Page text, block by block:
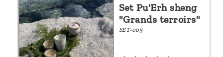
Set Pu'Erh sheng
"Grands terroirs"
SET-005